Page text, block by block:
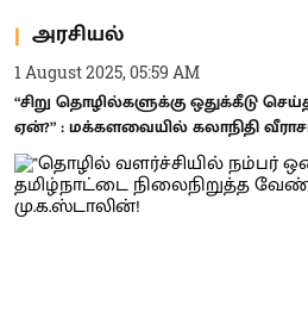
அரசியல்
1 August 2025, 05:59 AM
“சிறு தொழில்களுக்கு ஒதுக்கீடு
ஏன்?” : மக்களவையில் கலாநிதி